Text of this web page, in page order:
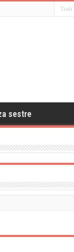
sestre